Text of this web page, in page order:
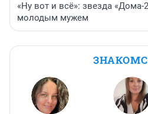
«Ну вот и всё»: звезда «Дома-
молодым мужем